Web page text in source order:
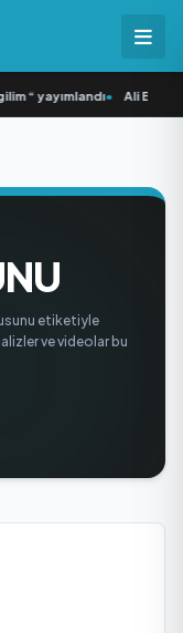
“ yayımlandı• Ali Emre
etiketiyle
ve videolar bu